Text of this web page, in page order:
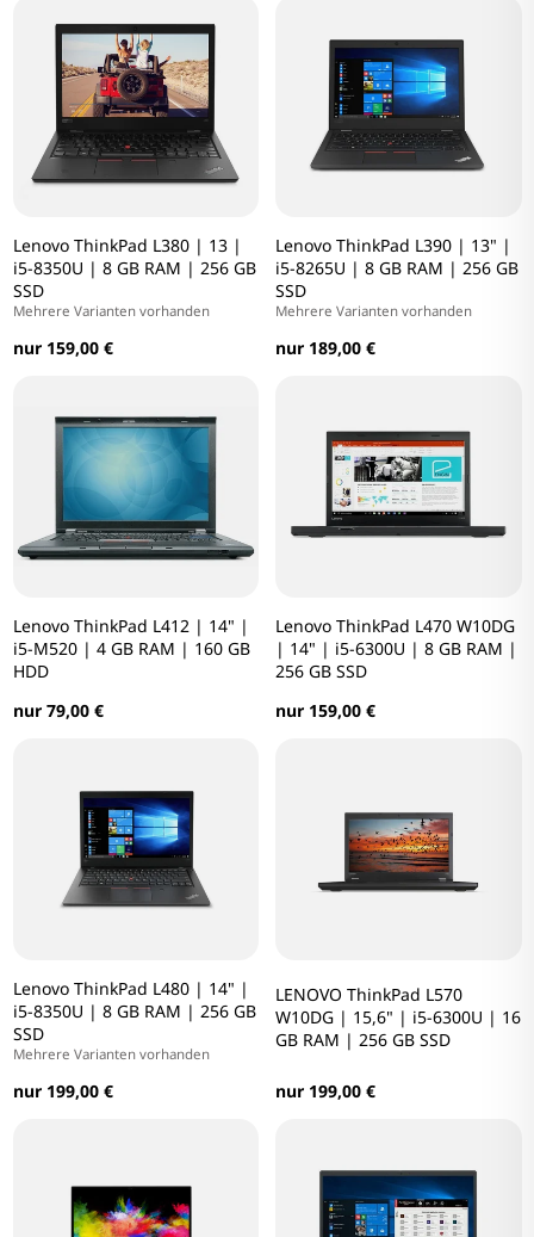
Lenovo ThinkPad L380 | 13 |
i5-8350U | 8 GB RAM | 256 GB
SSD
Mehrere Varianten vorhanden
nur 159,00 €
Lenovo ThinkPad L390 | 13" |
i5-8265U | 8 GB RAM | 256 GB
SSD
Mehrere Varianten vorhanden
nur 189,00 €
Lenovo ThinkPad L412 | 14" |
i5-M520 | 4 GB RAM | 160 GB
HDD
nur 79,00 €
Lenovo ThinkPad L470 W10DG
| 14" | i5-6300U | 8 GB RAM |
256 GB SSD
nur 159,00 €
Lenovo ThinkPad L480 | 14" |
i5-8350U | 8 GB RAM | 256 GB
SSD
Mehrere Varianten vorhanden
nur 199,00 €
LENOVO ThinkPad L570
W10DG | 15,6" | i5-6300U | 16
GB RAM | 256 GB SSD
nur 199,00 €